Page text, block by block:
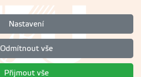
Nastavení
Odmítnout vše
Přijmout vše